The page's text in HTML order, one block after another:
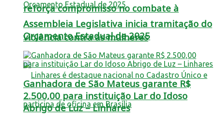
reforça compromisso no combate à
violência contra as mulheres
Assembleia Legislativa inicia tramitação do
Orçamento Estadual de 2025
Ganhadora de São Mateus garante R$
2.500,00 para instituição Lar do Idoso
Abrigo de Luz – Linhares